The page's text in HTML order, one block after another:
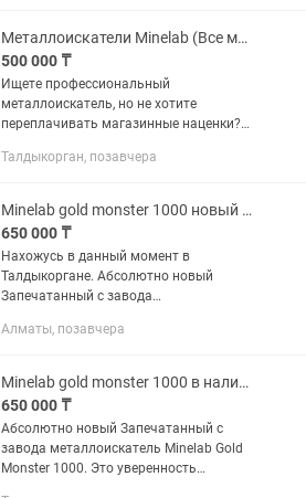
Металлоискатели Minelab (Все модели) и Garrett под заказ. Гарантия)
500 000 ₸
Ищете профессиональный
металлоискатель, но не хотите
переплачивать магазинные наценки?
Minelab и популярные модели Garrett
Цена...
Талдыкорган, позавчера
Minelab gold monster 1000 новый в наличии
650 000 ₸
Нахожусь в данный момент в
Талдыкоргане. Абсолютно новый
Запечатанный с завода
1000. Это уверенность качества,
комплектности. Гарантия от...
Алматы, позавчера
Minelab gold monster 1000 в наличии новый
650 000 ₸
Абсолютно новый Запечатанный с
завода металлоискатель Minelab Gold
Monster 1000. Это уверенность